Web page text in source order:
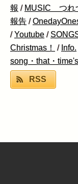
報 / MUSIC つれ
報告 /
/Youtube /
Christmas！
/ Info.
song・that・
RSS